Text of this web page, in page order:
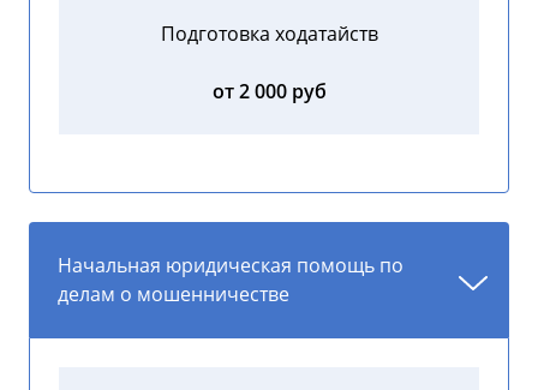
Подготовка ходатайств
от 2 000 руб
Начальная юридическая помощь по
делам о мошенничестве